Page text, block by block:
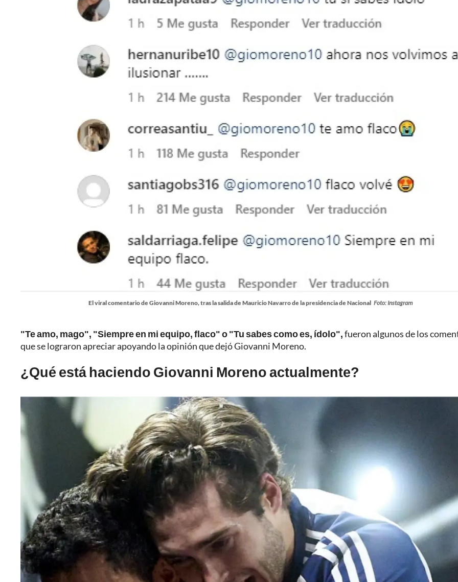
El viral comentario de Giovanni Moreno, tras la salida de Mauricio Navarro de la presidencia de Nacional Foto: Instagram
"Te amo, mago", "Siempre en mi equipo, flaco" o "Tu sabes como es, ídolo",fueron algunos de los
que se lograron apreciar apoyando la opinión que dejó Giovanni Moreno.
¿Qué está haciendo Giovanni Moreno actualmente?